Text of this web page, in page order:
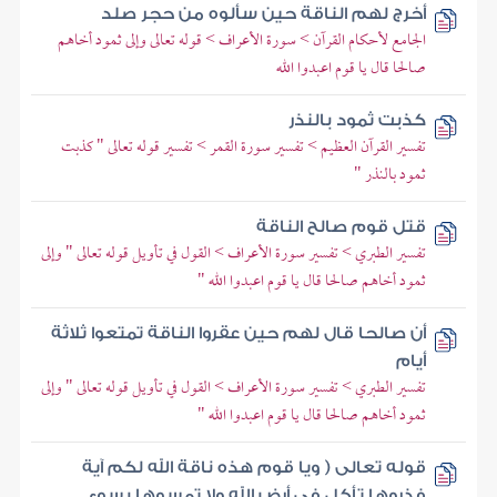
أخرج لهم الناقة حين سألوه من حجر صلد
الجامع لأحكام القرآن > سورة الأعراف > قوله تعالى وإلى ثمود أخاهم
صالحا قال يا قوم اعبدوا الله
كذبت ثمود بالنذر
تفسير القرآن العظيم > تفسير سورة القمر > تفسير قوله تعالى " كذبت
ثمود بالنذر "
قتل قوم صالح الناقة
تفسير الطبري > تفسير سورة الأعراف > القول في تأويل قوله تعالى " وإلى
ثمود أخاهم صالحا قال يا قوم اعبدوا الله "
أن صالحا قال لهم حين عقروا الناقة تمتعوا ثلاثة
أيام
تفسير الطبري > تفسير سورة الأعراف > القول في تأويل قوله تعالى " وإلى
ثمود أخاهم صالحا قال يا قوم اعبدوا الله "
قوله تعالى ( ويا قوم هذه ناقة الله لكم آية